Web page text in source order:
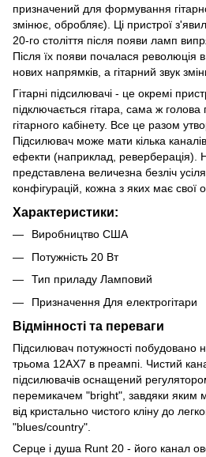
призначений для формування
змінює, обробляє). Ці пристрої
20-го століття після появи ламп
Після їх появи почалася революція
нових напрямків, а гітарний звук
Гітарні підсилювачі - це окремі
підключається гітара, сама ж голова
гітарного кабінету. Все це разом
Підсилювач може мати кілька
ефекти (наприклад, реверберація).
представлена величезна безліч
конфігурацій, кожна з яких має свої
Характеристики:
Виробництво США
Потужність 20 Вт
Тип приладу Ламповий
Призначення Для електрогітари
Відмінності та переваги
Підсилювач потужності побудовано
трьома 12AX7 в преампі. Чистий
підсилювачів оснащений
перемикачем "bright", завдяки яким
від кристально чистого кліну до
"blues/country".
Серце і душа Runt 20 - його канал